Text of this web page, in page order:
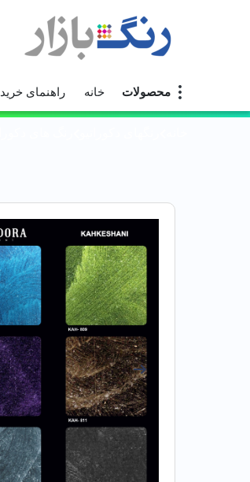
محصولات خانه راهنمای خرید